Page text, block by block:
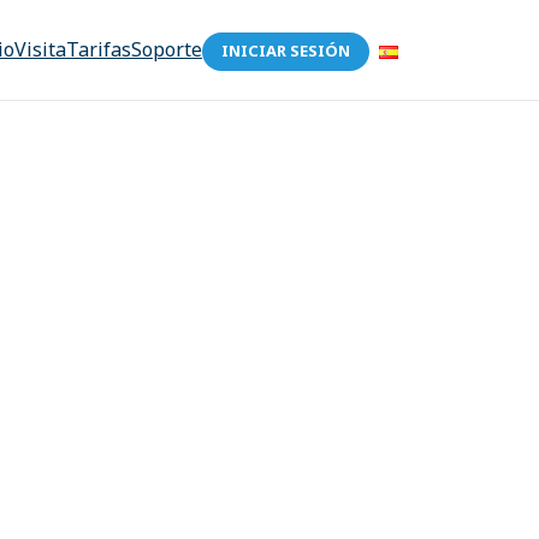
VisitaTarifasSoporte INICIAR SESIÓN